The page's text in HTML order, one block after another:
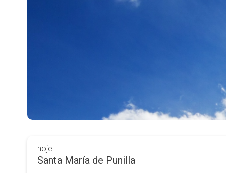
hoje
Santa María de Punilla